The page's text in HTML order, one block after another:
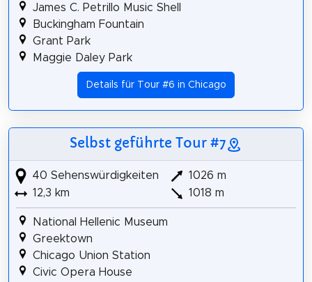
James C. Petrillo Music Shell
Buckingham Fountain
Grant Park
Maggie Daley Park
Details für Tour #6 in Chicago
Selbst geführte Tour #7
40 Sehenswürdigkeiten
12,3 km
1026 m
1018 m
National Hellenic Museum
Greektown
Chicago Union Station
Civic Opera House